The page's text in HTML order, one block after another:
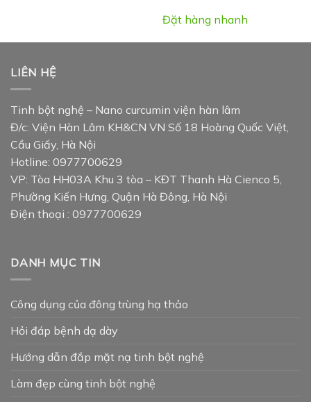
Đặt hàng nhanh
LIÊN HỆ
Tinh bột nghệ – Nano curcumin viện hàn lâm
Đ/c: Viện Hàn Lâm KH&CN VN Số 18 Hoàng Quốc Việt,
Cầu Giấy, Hà Nội
Hotline: 0977700629
VP: Tòa HH03A Khu 3 tòa – KĐT Thanh Hà Cienco 5,
Phường Kiến Hưng, Quận Hà Đông, Hà Nội
Điện thoại : 0977700629
DANH MỤC TIN
Công dụng của đông trùng hạ thảo
Hỏi đáp bệnh dạ dày
Hướng dẫn đắp mặt nạ tinh bột nghệ
Làm đẹp cùng tinh bột nghệ